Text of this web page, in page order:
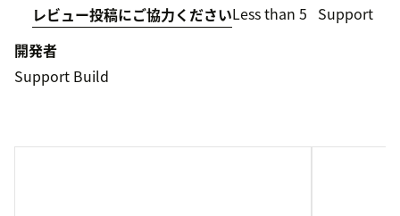
レビュー投稿にご協力くださいLess than 5 Support
開発者
Support Build